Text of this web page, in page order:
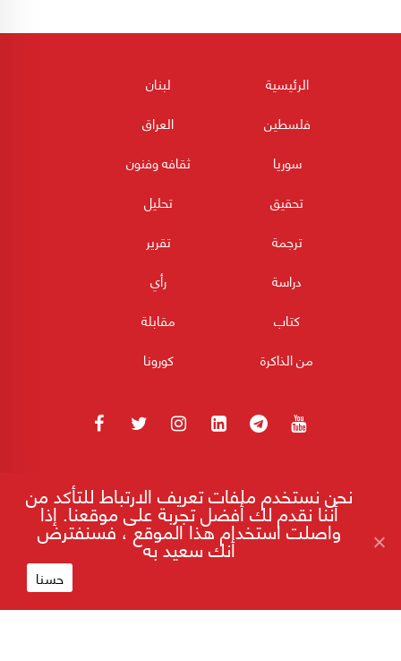
الرئيسية
لبنان
فلسطين
العراق
سوريا
ثقافه وفنون
تحقيق
تحليل
ترجمة
تقرير
دراسة
رأي
كتاب
مقابلة
من الذاكرة
كورونا
إقرأ على موقع 180
كيف تطوّرت الحركة الصهيونية بعد الحرب
العالمية الأولى؟
نحن نستخدم ملفات تعريف الارتباط للتأكد من
أننا نقدم لك أفضل تجربة على موقعنا. إذا
واصلت استخدام هذا الموقع ، فسنفترض
أنك سعيد به
حسنا